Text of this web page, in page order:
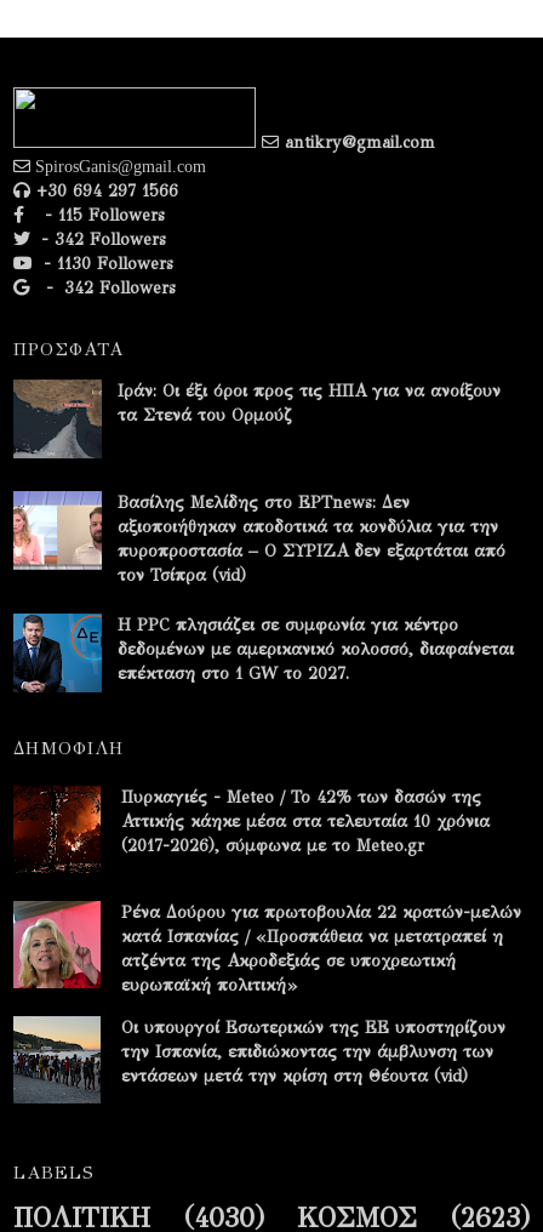
antikry@gmail.com
SpirosGanis@gmail.com
+30 694 297 1566
- 115 Followers
- 342 Followers
- 1130 Followers
- 342 Followers
ΠΡΟΣΦΑΤΑ
Ιράν: Οι έξι όροι προς τις ΗΠΑ για να ανοίξουν
τα Στενά του Ορμούζ
Βασίλης Μελίδης στο ΕΡΤnews: Δεν
αξιοποιήθηκαν αποδοτικά τα κονδύλια για την
πυροπροστασία – Ο ΣΥΡΙΖΑ δεν εξαρτάται από
τον Τσίπρα (vid)
Η PPC πλησιάζει σε συμφωνία για κέντρο
δεδομένων με αμερικανικό κολοσσό, διαφαίνεται
επέκταση στο 1 GW το 2027.
ΔΗΜΟΦΙΛΗ
Πυρκαγιές - Meteo / Το 42% των δασών της
Αττικής κάηκε μέσα στα τελευταία 10 χρόνια
(2017-2026), σύμφωνα με το Meteo.gr
Ρένα Δούρου για πρωτοβουλία 22 κρατών-μελών
κατά Ισπανίας / «Προσπάθεια να μετατραπεί η
ατζέντα της Ακροδεξιάς σε υποχρεωτική
ευρωπαϊκή πολιτική»
Οι υπουργοί Εσωτερικών της ΕΕ υποστηρίζουν
την Ισπανία, επιδιώκοντας την άμβλυνση των
εντάσεων μετά την κρίση στη Θέουτα (vid)
LABELS
ΠΟΛΙΤΙΚΗ (4030) ΚΟΣΜΟΣ (2623)